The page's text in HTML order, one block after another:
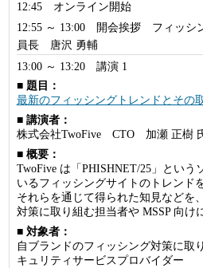
12:45 オンライン開始
12:55 ～ 13:00 開会挨拶 フィッシ
員長 唐沢 勇輔
13:00 ～ 13:20 講演 1
■ 題目：
最新のフィッシングトレンドとその
■ 講演者：
株式会社TwoFive CTO 加瀬 正樹
■ 概要：
TwoFive は「PHISHNET/25」という
いるフィッシングサイトのトレンド
それらを通じて得られた知見などを
対策に取り組む担当者や MSSP 向け
■ 対象者：
自ブランドのフィッシング対策に
キュリティサービスプロバイダー